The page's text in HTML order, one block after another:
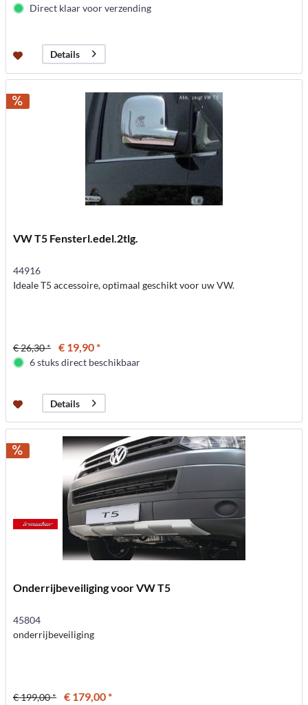
Direct klaar voor verzending
Details
VW T5 Fensterl.edel.2tlg.
44916
Ideale T5 accessoire, optimaal geschikt voor uw VW.
€ 26,30 * € 19,90 *
6 stuks direct beschikbaar
Details
Onderrijbeveiliging voor VW T5
45804
onderrijbeveiliging
€ 199,00 * € 179,00 *